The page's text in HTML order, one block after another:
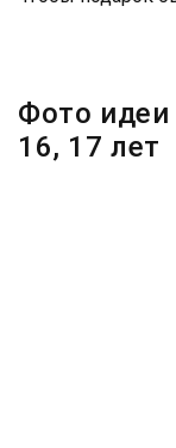
Фото идеи
16, 17 лет